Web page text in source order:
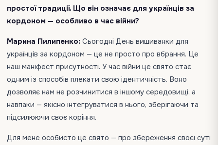
простої традиції. Що він означає для українців за
кордоном — особливо в час війни?
Марина Пилипенко: Сьогодні День вишиванки для
українців за кордоном — це не просто про вбрання. Це
наш маніфест присутності. У час війни це свято стає
одним із способів плекати свою ідентичність. Воно
дозволяє нам не розчинитися в іншому середовищі, а
навпаки — якісно інтегруватися в нього, зберігаючи та
підсилюючи своє коріння.
Для мене особисто це свято — про збереження своєї суті